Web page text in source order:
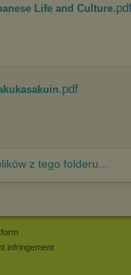
Life and Culture.pdf
.pdf
z tego folderu...
infringement